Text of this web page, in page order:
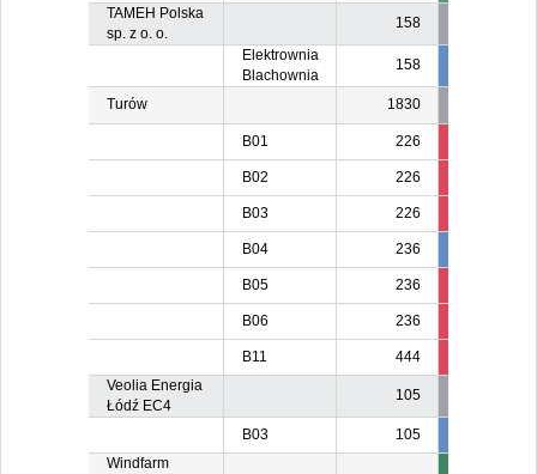
TAMEH Polska
sp. z o. o.
158
Elektrownia
Blachownia
158
Turów 1830
B01 226
B02 226
B03 226
B04 236
B05 236
B06 236
B11 444
Veolia Energia
Łódź EC4
105
B03 105
Windfarm